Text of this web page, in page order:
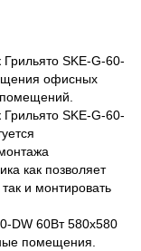
SKE-G-60-
офисных
SKE-G-60-
как позволяет
и монтировать
DW 60Вт 580x580
помещения.